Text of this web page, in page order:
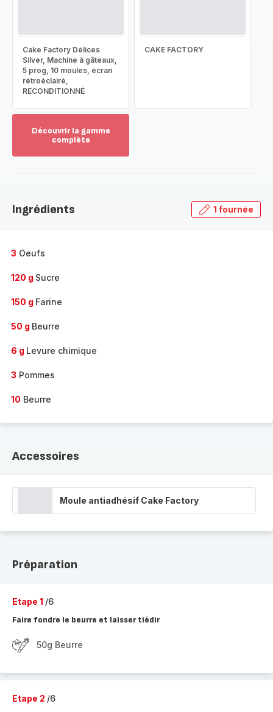
Cake Factory Délices
Silver, Machine à gâteaux,
5 prog, 10 moules, écran
rétroéclairé,
RECONDITIONNÉ
CAKE FACTORY
Découvrir la gamme
complète
gamme
Ingrédients 1 fournée
3 Oeufs
120 g Sucre
150 g Farine
50 g Beurre
6 g Levure chimique
3 Pommes
10 Beurre
Accessoires
Moule antiadhésif Cake Factory
Préparation
Etape 1 /6
Faire fondre le beurre et laisser tiédir
50g Beurre
Etape 2 /6